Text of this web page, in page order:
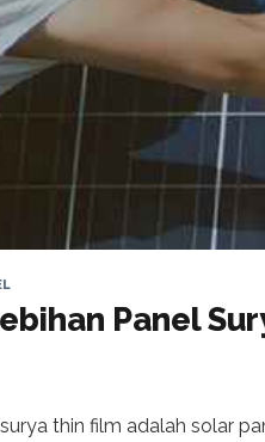
Panel
thin film adalah solar